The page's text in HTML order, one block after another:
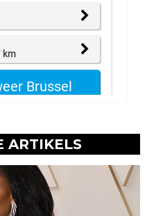
ARTIKELS